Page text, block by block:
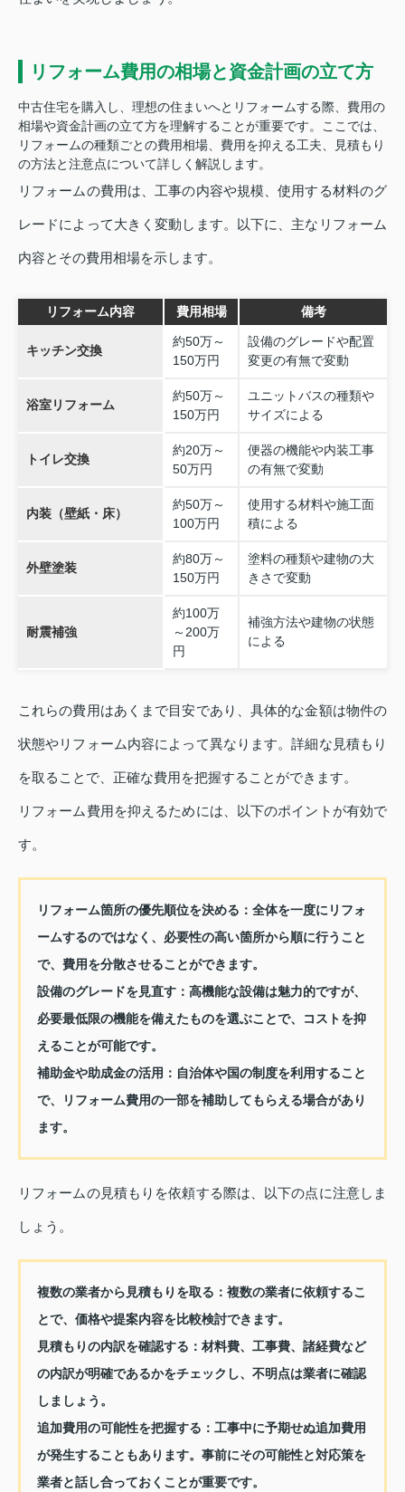
リフォーム費用の相場と資金計画の立て方
中古住宅を購入し、理想の住まいへとリフォームする際、費用の
相場や資金計画の立て方を理解することが重要です。ここでは、
リフォームの種類ごとの費用相場、費用を抑える工夫、見積もり
の方法と注意点について詳しく解説します。
リフォームの費用は、工事の内容や規模、使用する材料のグ
レードによって大きく変動します。以下に、主なリフォーム
内容とその費用相場を示します。
リフォーム内容 費用相場 備考
キッチン交換
約50万～
150万円
設備のグレードや配置
変更の有無で変動
浴室リフォーム
約50万～
150万円
ユニットバスの種類や
サイズによる
トイレ交換
約20万～
50万円
便器の機能や内装工事
の有無で変動
内装（壁紙・床）
約50万～
100万円
使用する材料や施工面
積による
外壁塗装
約80万～
150万円
塗料の種類や建物の大
きさで変動
耐震補強
約100万
～200万
円
補強方法や建物の状態
による
これらの費用はあくまで目安であり、具体的な金額は物件の
状態やリフォーム内容によって異なります。詳細な見積もり
を取ることで、正確な費用を把握することができます。
リフォーム費用を抑えるためには、以下のポイントが有効で
す。
リフォーム箇所の優先順位を決める： 全体を一度にリフォ
ームするのではなく、必要性の高い箇所から順に行うこと
で、費用を分散させることができます。
設備のグレードを見直す： 高機能な設備は魅力的ですが、
必要最低限の機能を備えたものを選ぶことで、コストを抑
えることが可能です。
補助金や助成金の活用： 自治体や国の制度を利用すること
で、リフォーム費用の一部を補助してもらえる場合があり
ます。
リフォームの見積もりを依頼する際は、以下の点に注意しま
しょう。
複数の業者から見積もりを取る： 複数の業者に依頼するこ
とで、価格や提案内容を比較検討できます。
見積もりの内訳を確認する： 材料費、工事費、諸経費など
の内訳が明確であるかをチェックし、不明点は業者に確認
しましょう。
追加費用の可能性を把握する： 工事中に予期せぬ追加費用
が発生することもあります。事前にその可能性と対応策を
業者と話し合っておくことが重要です。